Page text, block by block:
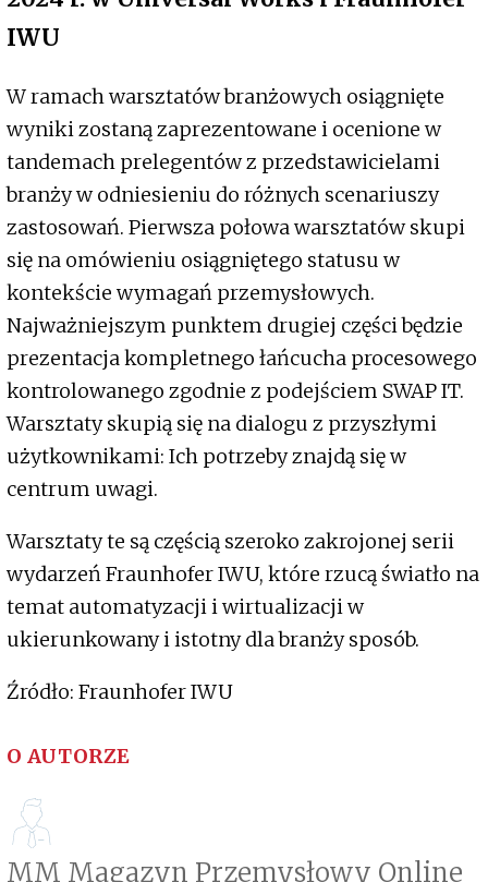
IWU
W ramach warsztatów branżowych osiągnięte
wyniki zostaną zaprezentowane i ocenione w
tandemach prelegentów z przedstawicielami
branży w odniesieniu do różnych scenariuszy
zastosowań. Pierwsza połowa warsztatów skupi
się na omówieniu osiągniętego statusu w
kontekście wymagań przemysłowych.
Najważniejszym punktem drugiej części będzie
prezentacja kompletnego łańcucha procesowego
kontrolowanego zgodnie z podejściem SWAP IT.
Warsztaty skupią się na dialogu z przyszłymi
użytkownikami: Ich potrzeby znajdą się w
centrum uwagi.
Warsztaty te są częścią szeroko zakrojonej serii
wydarzeń Fraunhofer IWU, które rzucą światło na
temat automatyzacji i wirtualizacji w
ukierunkowany i istotny dla branży sposób.
Źródło: Fraunhofer IWU
O AUTORZE
MM Magazyn Przemysłowy Online